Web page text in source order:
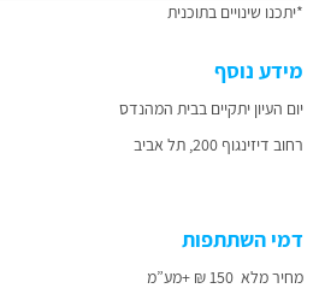
*יתכנו שינויים בתוכנית
מידע נוסף
יום העיון יתקיים בבית המהנדס
רחוב דיזינגוף 200, תל אביב
דמי השתתפות
מחיר מלא 150 ₪ +מע”מ